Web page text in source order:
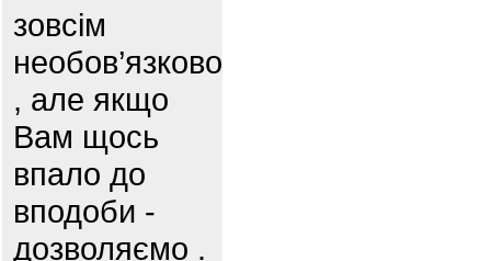
зовсім
необов’язково
, але якщо
Вам щось
впало до
вподоби -
дозволяємо .